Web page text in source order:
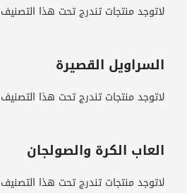
لاتوجد منتجات تندرج تحت هذا
السراويل القصيرة
لاتوجد منتجات تندرج تحت هذا
العاب الكرة والصولجان
لاتوجد منتجات تندرج تحت هذا